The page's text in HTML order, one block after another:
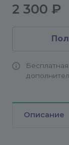
2 300 ₽
Описание